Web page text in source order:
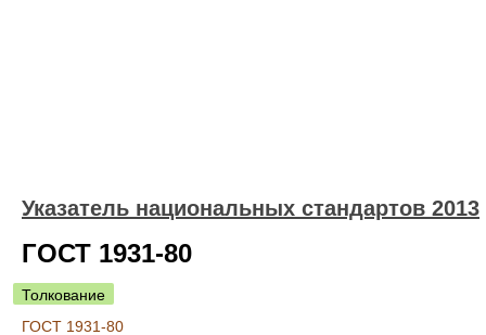
Указатель национальных стандартов 2013
ГОСТ 1931-80
Толкование
ГОСТ 1931-80